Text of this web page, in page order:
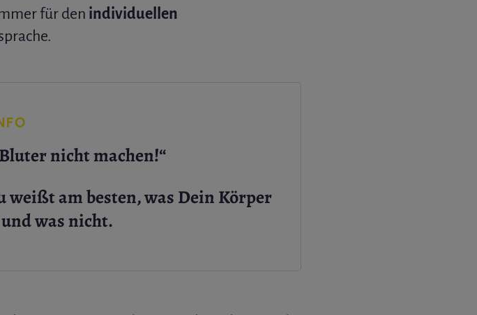
für den individuellen
nicht machen!“
weißt am besten, was Dein Körper
was nicht.